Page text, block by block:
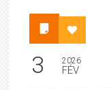
3 2026
FÉV